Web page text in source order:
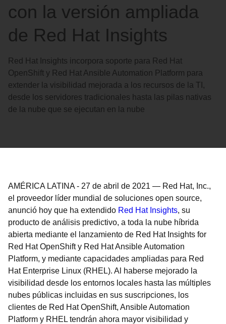
con la versión ampliada
de Red Hat Insights
Red Hat Insights incorpora soporte para Red Hat
OpenShift y Red Hat Ansible Automation Platform para
extender la visibilidad mejorada a los recursos de la TI,
desde los servidores tradicionales hasta las pilas nativas
de la nube que se ejecutan en la nube
AMÉRICA LATINA - 27 de abril de 2021 — Red Hat, Inc.,
el proveedor líder mundial de soluciones open source,
anunció hoy que ha extendido Red Hat Insights, su
producto de análisis predictivo, a toda la nube híbrida
abierta mediante el lanzamiento de Red Hat Insights for
Red Hat OpenShift y Red Hat Ansible Automation
Platform, y mediante capacidades ampliadas para Red
Hat Enterprise Linux (RHEL). Al haberse mejorado la
visibilidad desde los entornos locales hasta las múltiples
nubes públicas incluidas en sus suscripciones, los
clientes de Red Hat OpenShift, Ansible Automation
Platform y RHEL tendrán ahora mayor visibilidad y